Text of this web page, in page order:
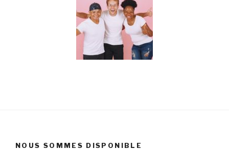
NOUS SOMMES DISPONIBLE